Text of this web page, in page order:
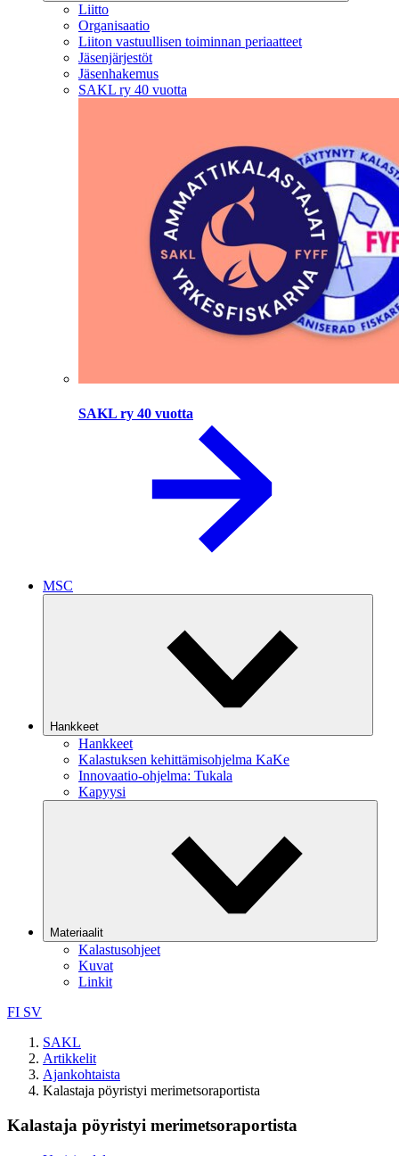
Liitto
Organisaatio
Liiton vastuullisen toiminnan periaatteet
Jäsenjärjestöt
Jäsenhakemus
SAKL ry 40 vuotta
SAKL ry 40 vuotta
MSC
Hankkeet
Hankkeet
Kalastuksen kehittämisohjelma KaKe
Innovaatio-ohjelma: Tukala
Kapyysi
Materiaalit
Kalastusohjeet
Kuvat
Linkit
FI SV
SAKL
Artikkelit
Ajankohtaista
Kalastaja pöyristyi merimetsoraportista
Kalastaja pöyristyi merimetsoraportista